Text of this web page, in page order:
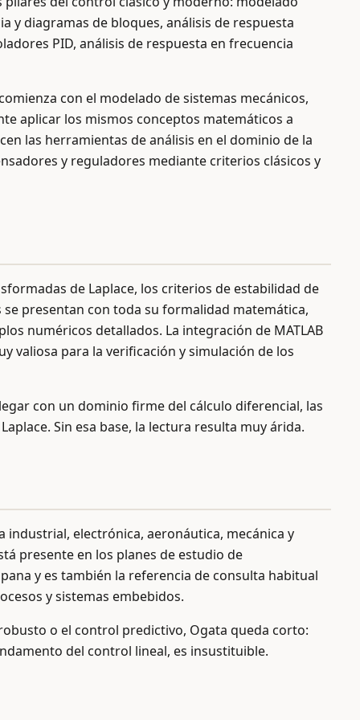
y diagramas de bloques, análisis de respuesta
PID, análisis de respuesta en frecuencia
con el modelado de sistemas mecánicos,
aplicar los mismos conceptos matemáticos a
las herramientas de análisis en el dominio de la
y reguladores mediante criterios clásicos y
de Laplace, los criterios de estabilidad de
presentan con toda su formalidad matemática,
numéricos detallados. La integración de MATLAB
valiosa para la verificación y simulación de los
con un dominio firme del cálculo diferencial, las
Sin esa base, la lectura resulta muy árida.
electrónica, aeronáutica, mecánica y
presente en los planes de estudio de
y es también la referencia de consulta habitual
y sistemas embebidos.
o el control predictivo, Ogata queda corto:
del control lineal, es insustituible.